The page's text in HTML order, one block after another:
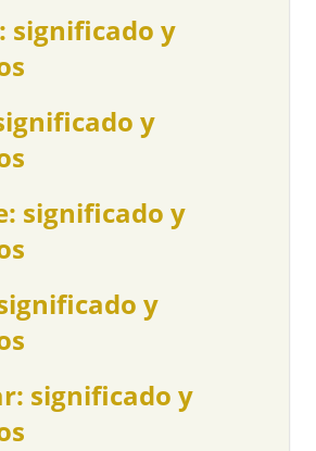
significado y
y
significado y
y
significado y